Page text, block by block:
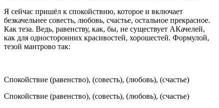
Я сейчас пришёл к спокойствию, которое и включает
безкачельнее совесть, любовь, счастье, остальное прекрасное.
Как теза. Ведь, равенству, как, бы, не существует АКачелей,
как для односторонних красивостей, хорошестей. Формулой,
тезой мантрово так:
Спокойствие (равенство), (совесть), (любовь), (счастье)
Спокойствие (равенство), (совесть), (любовь), (счастье)